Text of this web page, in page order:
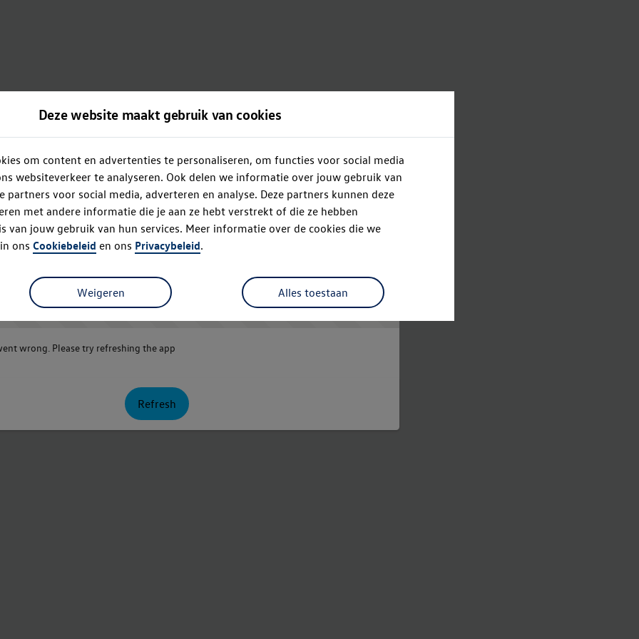
Deze website maakt gebruik van cookies
om content en advertenties te personaliseren, om functies voor social media
websiteverkeer te analyseren. Ook delen we informatie over jouw gebruik van
partners voor social media, adverteren en analyse. Deze partners kunnen deze
met andere informatie die je aan ze hebt verstrekt of die ze hebben
van jouw gebruik van hun services. Meer informatie over de cookies die we
ons Cookiebeleid en ons Privacybeleid.
Alles toestaan
Weigeren Oops!
wrong. Please try refreshing the app
Refresh